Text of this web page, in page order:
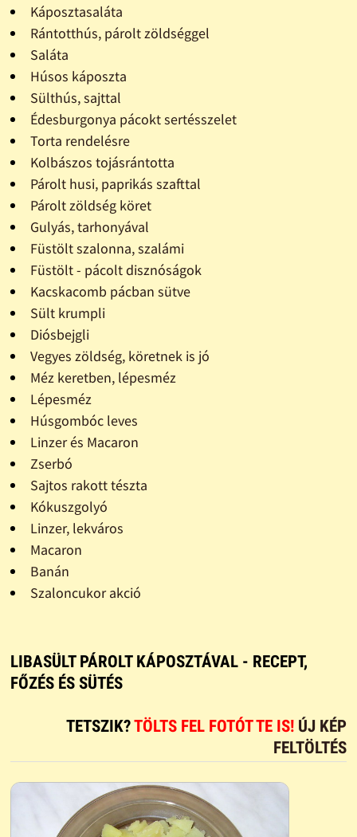
Káposztasaláta
Rántotthús, párolt zöldséggel
Saláta
Húsos káposzta
Sülthús, sajttal
Édesburgonya pácokt sertésszelet
Torta rendelésre
Kolbászos tojásrántotta
Párolt husi, paprikás szafttal
Párolt zöldség köret
Gulyás, tarhonyával
Füstölt szalonna, szalámi
Füstölt - pácolt disznóságok
Kacskacomb pácban sütve
Sült krumpli
Diósbejgli
Vegyes zöldség, köretnek is jó
Méz keretben, lépesméz
Lépesméz
Húsgombóc leves
Linzer és Macaron
Zserbó
Sajtos rakott tészta
Kókuszgolyó
Linzer, lekváros
Macaron
Banán
Szaloncukor akció
LIBASÜLT PÁROLT KÁPOSZTÁVAL - RECEPT,
FŐZÉS ÉS SÜTÉS
TETSZIK?TÖLTS FEL FOTÓT TE IS! ÚJ KÉP
FELTÖLTÉS